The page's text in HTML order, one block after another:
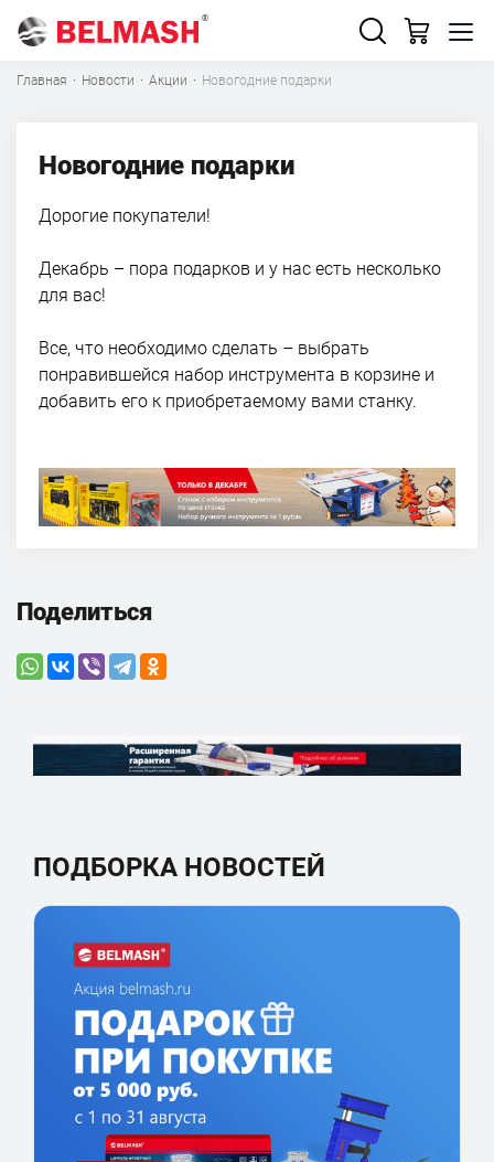
Главная · Новости · Акции · Новогодние подарки
Новогодние подарки
Дорогие покупатели!
Декабрь – пора подарков и у нас есть несколько
для вас!
Все, что необходимо сделать – выбрать
понравившейся набор инструмента в корзине и
добавить его к приобретаемому вами станку.
Поделиться
ПОДБОРКА НОВОСТЕЙ